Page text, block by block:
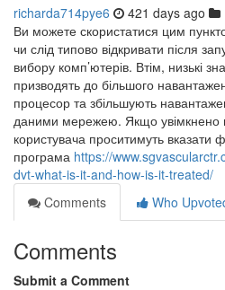
richarda714pye6 421 days ago
Ви можете скористатися цим
чи слід типово відкривати після
вибору комп’ютерів. Втім, низькі
призводять до більшого
процесор та збільшують
даними мережею. Якщо увімкнено
користувача проситимуть
програма https://
dvt-what-is-it-and-how-is-it-treated/
Comments
Who
Comments
Submit a Comment